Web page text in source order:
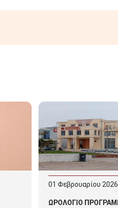
01 Φεβρουαρίου 2026
ΩΡΟΛΟΓΙΟ